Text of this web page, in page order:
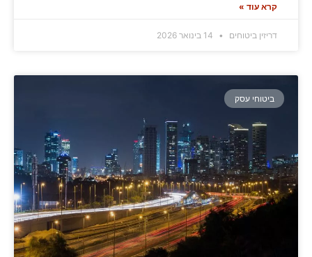
קרא עוד »
דריזין ביטוחים
ביטוחי עסק